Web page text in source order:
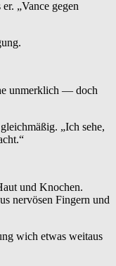
„Vance gegen
unmerklich — doch
„Ich sehe,
und Knochen.
nervösen Fingern und
wich etwas weitaus